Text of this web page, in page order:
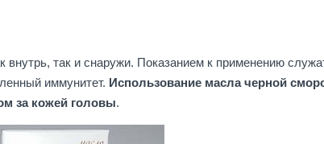
так и снаружи. Показанием к применению
иммунитет. Использование масла черной
за кожей головы.